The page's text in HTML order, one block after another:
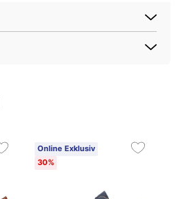
Online Exklusiv
30%